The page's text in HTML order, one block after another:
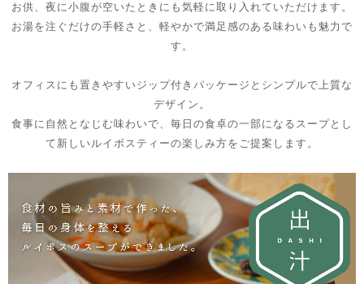
お供、夜に小腹が空いたときにも気軽に取り入れていただけます。
お湯を注ぐだけの手軽さと、軽やかで満足感のある味わいも魅力で
す。
オフィスにも置きやすいジップ付きパッケージとシンプルで上質な
デザイン。
食事に自然となじむ味わいで、毎日の食卓の一部になるスープとし
て新しいルイボスティーの楽しみ方をご提案します。